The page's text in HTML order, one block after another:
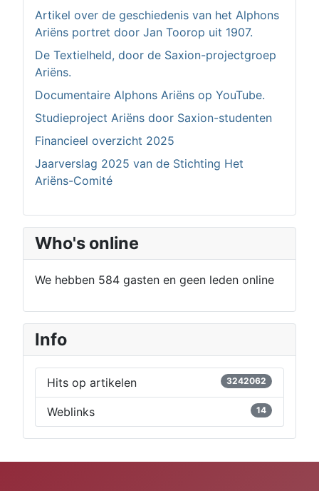
Artikel over de geschiedenis van het Alphons
Ariëns portret door Jan Toorop uit 1907.
De Textielheld, door de Saxion-projectgroep
Ariëns.
Documentaire Alphons Ariëns op YouTube.
Studieproject Ariëns door Saxion-studenten
Financieel overzicht 2025
Jaarverslag 2025 van de Stichting Het
Ariëns-Comité
Who's online
We hebben 584 gasten en geen leden online
Info
Hits op artikelen 3242062
Weblinks 14